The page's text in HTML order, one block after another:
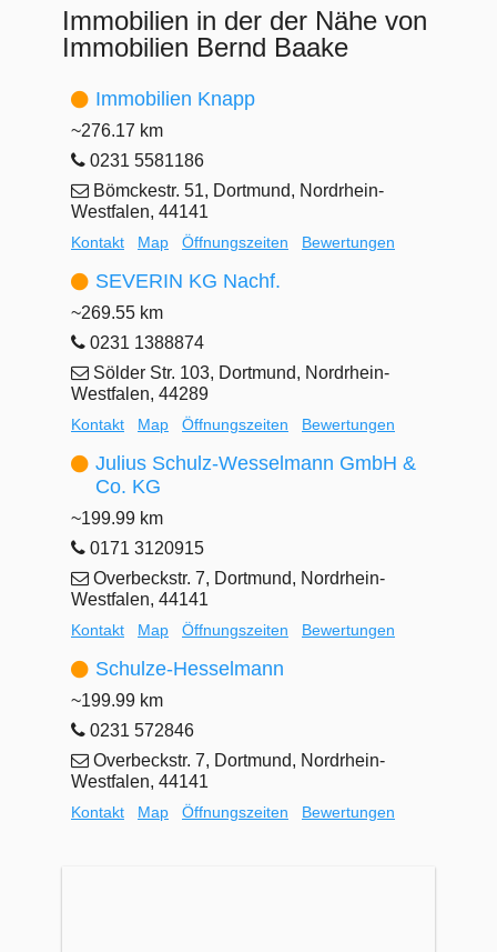
Immobilien in der der Nähe von
Immobilien Bernd Baake
Immobilien Knapp
~276.17 km
0231 5581186
Bömckestr. 51, Dortmund, Nordrhein-
Westfalen, 44141
Kontakt Map Öffnungszeiten Bewertungen
SEVERIN KG Nachf.
~269.55 km
0231 1388874
Sölder Str. 103, Dortmund, Nordrhein-
Westfalen, 44289
Kontakt Map Öffnungszeiten Bewertungen
Julius Schulz-Wesselmann GmbH &
Co. KG
~199.99 km
0171 3120915
Overbeckstr. 7, Dortmund, Nordrhein-
Westfalen, 44141
Kontakt Map Öffnungszeiten Bewertungen
Schulze-Hesselmann
~199.99 km
0231 572846
Overbeckstr. 7, Dortmund, Nordrhein-
Westfalen, 44141
Kontakt Map Öffnungszeiten Bewertungen